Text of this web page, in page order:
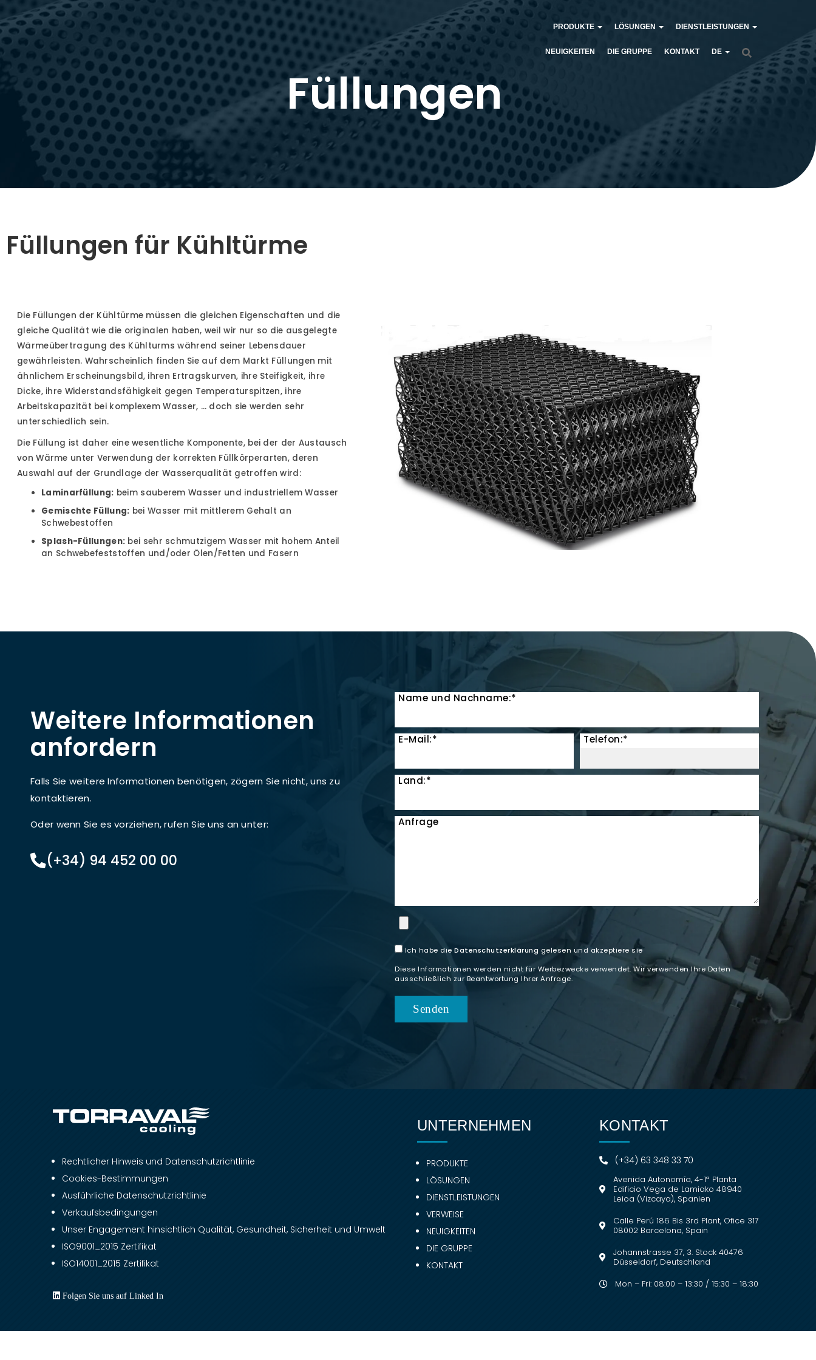
PRODUKTE LÖSUNGEN DIENSTLEISTUNGEN
NEUIGKEITEN DIE GRUPPE KONTAKT DE
Füllungen
Füllungen für Kühltürme
Die Füllungen der Kühltürme müssen die gleichen Eigenschaften und die
gleiche Qualität wie die originalen haben, weil wir nur so die ausgelegte
Wärmeübertragung des Kühlturms während seiner Lebensdauer
gewährleisten. Wahrscheinlich finden Sie auf dem Markt Füllungen mit
ähnlichem Erscheinungsbild, ihren Ertragskurven, ihre Steifigkeit, ihre
Dicke, ihre Widerstandsfähigkeit gegen Temperaturspitzen, ihre
Arbeitskapazität bei komplexem Wasser, … doch sie werden sehr
unterschiedlich sein.
Die Füllung ist daher eine wesentliche Komponente, bei der der Austausch
von Wärme unter Verwendung der korrekten Füllkörperarten, deren
Auswahl auf der Grundlage der Wasserqualität getroffen wird:
Laminarfüllung: beim sauberem Wasser und industriellem Wasser
Gemischte Füllung: bei Wasser mit mittlerem Gehalt an
Schwebestoffen
Splash-Füllungen: bei sehr schmutzigem Wasser mit hohem Anteil
an Schwebefeststoffen und/oder Ölen/Fetten und Fasern
Weitere Informationen
anfordern
Falls Sie weitere Informationen benötigen, zögern Sie nicht, uns zu
kontaktieren.
Oder wenn Sie es vorziehen, rufen Sie uns an unter:
(+34) 94 452 00 00
Name und Nachname:*
E-Mail:* Telefon:*
Land:*
Anfrage
Ich habe die Datenschutzerklärung gelesen und akzeptiere sie
Diese Informationen werden nicht für Werbezwecke verwendet. Wir verwenden Ihre Daten
ausschließlich zur Beantwortung Ihrer Anfrage.
Rechtlicher Hinweis und Datenschutzrichtlinie
Cookies-Bestimmungen
Ausführliche Datenschutzrichtlinie
Verkaufsbedingungen
Unser Engagement hinsichtlich Qualität, Gesundheit, Sicherheit und Umwelt
ISO9001_2015 Zertifikat
ISO14001_2015 Zertifikat
Folgen Sie uns auf Linked In
UNTERNEHMEN
PRODUKTE
LÖSUNGEN
DIENSTLEISTUNGEN
VERWEISE
NEUIGKEITEN
DIE GRUPPE
KONTAKT
KONTAKT
(+34) 63 348 33 70
Avenida Autonomía, 4-1ª Planta
Edificio Vega de Lamiako 48940
Leioa (Vizcaya), Spanien
Calle Perú 186 Bis 3rd Plant, Ofice 317
08002 Barcelona, Spain
Johannstrasse 37, 3. Stock 40476
Düsseldorf, Deutschland
Mon – Fri: 08:00 – 13:30 / 15:30 – 18:30